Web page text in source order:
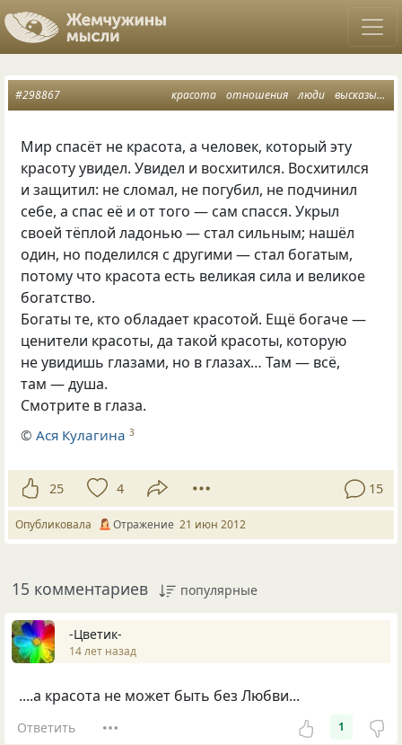
красота отношения люди высказывания
#298867
Мир спасёт не красота, а человек, который эту
красоту увидел. Увидел и восхитился. Восхитился
и защитил: не сломал, не погубил, не подчинил
себе, а спас её и от того — сам спасся. Укрыл
своей тёплой ладонью — стал сильным; нашёл
один, но поделился с другими — стал богатым,
потому что красота есть великая сила и великое
богатство.
Богаты те, кто обладает красотой. Ещё богаче —
ценители красоты, да такой красоты, которую
не увидишь глазами, но в глазах… Там — всё,
там — душа.
Смотрите в глаза.
©Ася Кулагина 3
25 4 15
Опубликовала Отражение 21 июн 2012
15 комментариев популярные
-Цветик-
14 лет назад
....а красота не может быть без Любви...
Ответить 1